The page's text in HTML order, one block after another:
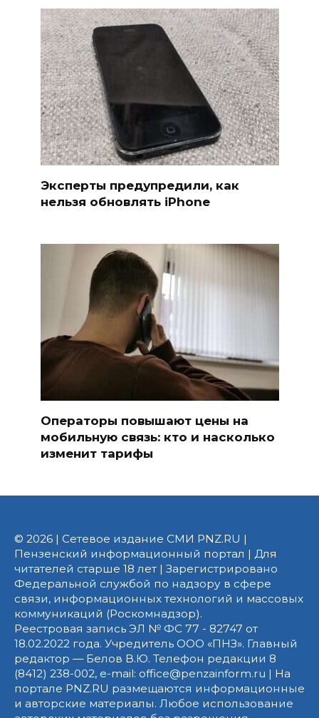
Эксперты предупредили, как
нельзя обновлять iPhone
Операторы повышают цены на
мобильную связь: кто и насколько
изменит тарифы
© 2026 | Сетевое издание СМИ PNZ.RU |
Пензенский информационный портал | Для
читателей старше 18 лет | Зарегистрировано
Федеральной службой по надзору в сфере
связи, информационных технологий и массовых
коммуникаций (Роскомнадзор).
Реестровая запись ЭЛ № ФС 77 - 82747 от
18.02.2022 года. Учредитель ООО «ПНЗ». Главный
редактор — Белов В.Ю. Телефон редакции 8
(8412) 238-002, e-mail: office@penzainform.ru | На
портале PNZ.RU размещаются информационные
и авторские материалы. Любое использование